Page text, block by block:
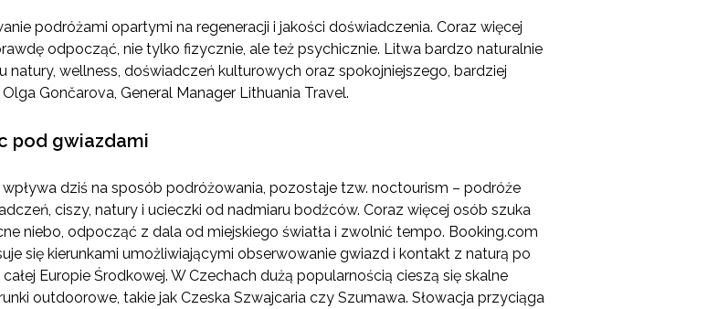
podróżami opartymi na regeneracji i jakości doświadczenia. Coraz więcej
odpocząć, nie tylko fizycznie, ale też psychicznie. Litwa bardzo naturalnie
natury, wellness, doświadczeń kulturowych oraz spokojniejszego, bardziej
Gončarova, General Manager Lithuania Travel.
pod gwiazdami
dziś na sposób podróżowania, pozostaje tzw. noctourism – podróże
ciszy, natury i ucieczki od nadmiaru bodźców. Coraz więcej osób szuka
niebo, odpocząć z dala od miejskiego światła i zwolnić tempo. Booking.com
się kierunkami umożliwiającymi obserwowanie gwiazd i kontakt z naturą po
Europie Środkowej. W Czechach dużą popularnością cieszą się skalne
outdoorowe, takie jak Czeska Szwajcaria czy Szumawa. Słowacja przyciąga